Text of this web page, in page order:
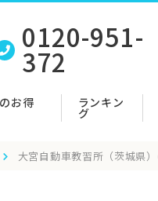
0120-951-
372
お得 ランキン
グ
大宮自動車教習所（茨城県